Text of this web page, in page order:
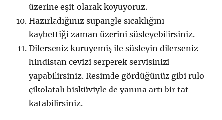
üzerine eşit olarak koyuyoruz.
Hazırladığınız supangle sıcaklığını
kaybettiği zaman üzerini süsleyebilirsiniz.
Dilerseniz kuruyemiş ile süsleyin dilerseniz
hindistan cevizi serperek servisinizi
yapabilirsiniz. Resimde gördüğünüz gibi rulo
çikolatalı bisküviyle de yanına artı bir tat
katabilirsiniz.